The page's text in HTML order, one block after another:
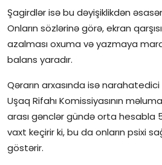
Şagirdlər isə bu dəyişiklikdən
Onların sözlərinə görə, ekran
azalması oxuma və yazmaya
balans yaradır.
Qərarın arxasında isə
Uşaq Rifahı Komissiyasının
arası gənclər gündə orta
vaxt keçirir ki, bu da onların psixi
göstərir.